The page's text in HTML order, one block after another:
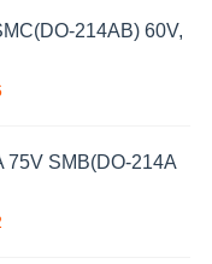
214AB) 60V,
75V SMB(DO-214A